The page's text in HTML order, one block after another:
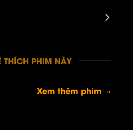
THÍCH PHIM NÀY
Xem thêm phim »